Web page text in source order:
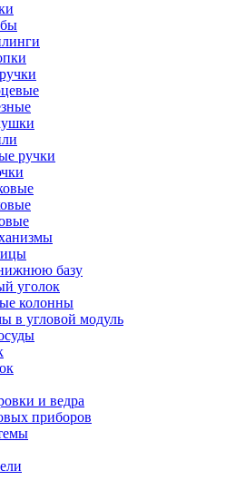
ручки
базу
уголок
колонны
в угловой модуль
и ведра
приборов